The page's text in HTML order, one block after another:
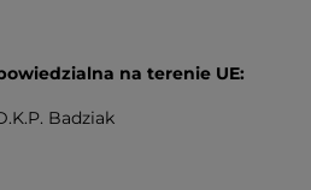
na terenie UE:
Badziak